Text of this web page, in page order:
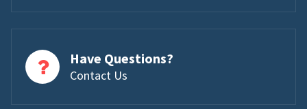
Have Questions?
Contact Us